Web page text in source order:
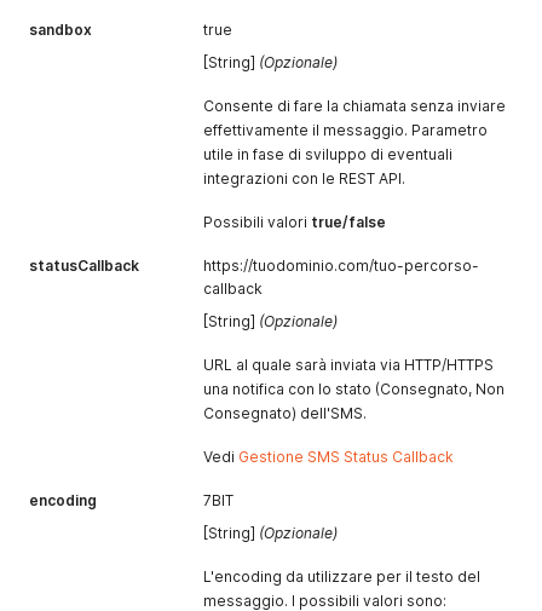
sandbox
true
[String] (Opzionale)
Consente di fare la chiamata senza inviare
effettivamente il messaggio. Parametro
utile in fase di sviluppo di eventuali
integrazioni con le REST API.
Possibili valori true/false
statusCallback
https://tuodominio.com/tuo-percorso-
callback
[String] (Opzionale)
URL al quale sarà inviata via HTTP/HTTPS
una notifica con lo stato (Consegnato, Non
Consegnato) dell'SMS.
Vedi Gestione SMS Status Callback
encoding
7BIT
[String] (Opzionale)
L'encoding da utilizzare per il testo del
messaggio. I possibili valori sono: